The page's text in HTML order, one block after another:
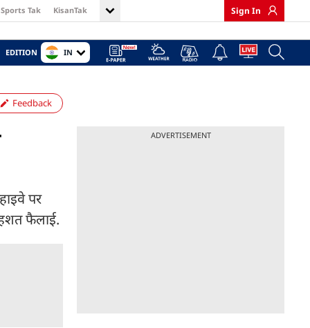
Sports Tak KisanTak Sign In
EDITION IN
Feedback
पर
फैलाई.
ADVERTISEMENT